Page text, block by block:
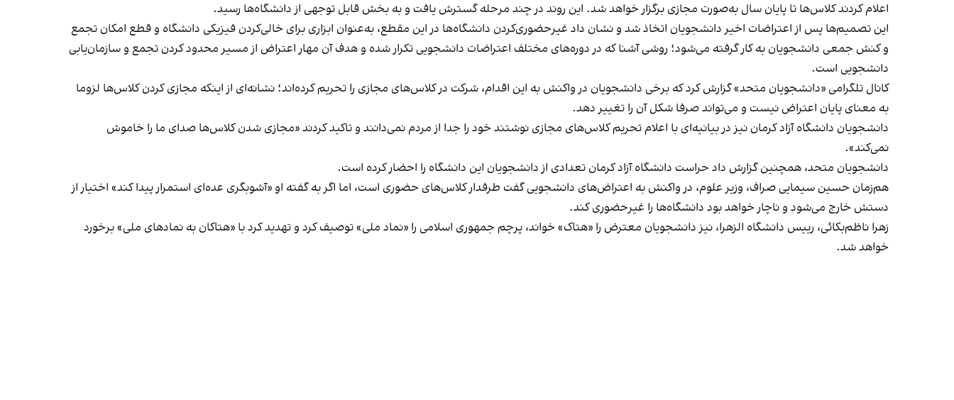
اعلام کردند کلاس‌ها تا پایان سال به‌صورت مجازی برگزار خواهد شد. این روند در چند مرحله گسترش یافت و به بخش قابل توجهی از دانشگاه‌ها رسید.
این تصمیم‌ها پس از اعتراضات اخیر دانشجویان اتخاذ شد و نشان داد غیرحضوری‌کردن دانشگاه‌ها در این مقطع، به‌عنوان ابزاری برای خالی‌کردن فیزیکی دانشگاه و قطع امکان تجمع
و کنش جمعی دانشجویان به کار گرفته می‌شود؛ روشی آشنا که در دوره‌های مختلف اعتراضات دانشجویی تکرار شده و هدف آن مهار اعتراض از مسیر محدود کردن تجمع و سازمان‌یابی
دانشجویی است.
کانال تلگرامی «دانشجویان متحد» گزارش کرد که برخی دانشجویان در واکنش به این اقدام، شرکت در کلاس‌های مجازی را تحریم کرده‌اند؛ نشانه‌ای از اینکه مجازی کردن کلاس‌ها لزوما
به معنای پایان اعتراض نیست و می‌تواند صرفا شکل آن را تغییر دهد.
دانشجویان دانشگاه آزاد کرمان نیز در بیانیه‌ای با اعلام تحریم کلاس‌های مجازی نوشتند خود را جدا از مردم نمی‌دانند و تاکید کردند «مجازی شدن کلاس‌ها صدای ما را خاموش
نمی‌کند».
دانشجویان متحد، همچنین گزارش داد حراست دانشگاه آزاد کرمان تعدادی از دانشجویان این دانشگاه را احضار کرده است.
هم‌زمان حسین سیمایی صراف، وزیر علوم، در واکنش به اعتراض‌های دانشجویی گفت طرفدار کلاس‌های حضوری است، اما اگر به گفته او «آشوبگری عده‌ای استمرار پیدا کند» اختیار از
دستش خارج می‌شود و ناچار خواهد بود دانشگاه‌ها را غیرحضوری کند.
زهرا ناظم‌بکائی، رییس دانشگاه الزهرا، نیز دانشجویان معترض را «هتاک» خواند، پرچم جمهوری اسلامی را «نماد ملی» توصیف کرد و تهدید کرد با «هتاکان به نمادهای ملی» برخورد
خواهد شد.